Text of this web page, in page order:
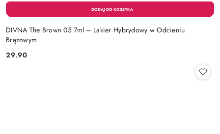
DIVNA The Brown 05 7ml – Lakier Hybrydowy w Odcieniu
Brązowym
Cena:
29.90